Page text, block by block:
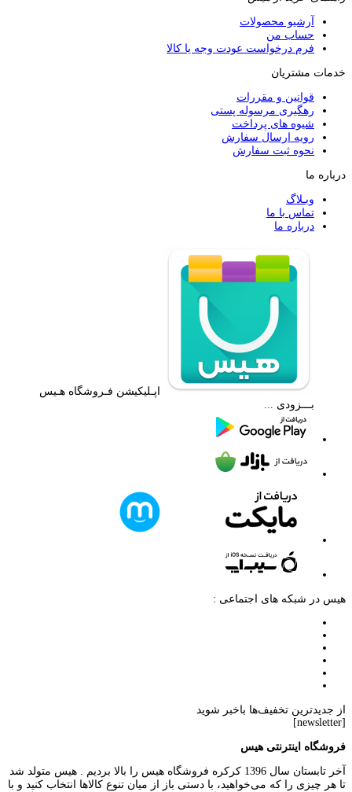
آرشیو محصولات
حساب من
فرم درخواست عودت وجه یا کالا
خدمات مشتریان
قوانین و مقررات
رهگیری مرسوله پستی
شیوه های پرداخت
رویه ارسال سفارش
نحوه ثبت سفارش
درباره ما
وبـلاگ
تماس با ما
درباره ما
اپـلیکیشن فـروشگاه هـیس
بـــزودی ...
هیس در شبکه های اجتماعی :
از جدیدترین تخفیف‌ها باخبر شوید
[newsletter]
فروشگاه اینترنتی هیس
آخر تابستان سال 1396 کرکره فروشگاه هیس را بالا بردیم . هیس متولد شد
تا هر چیزی را که می‌خواهید، با دستی باز از میان تنوع کالاها انتخاب کنید و با